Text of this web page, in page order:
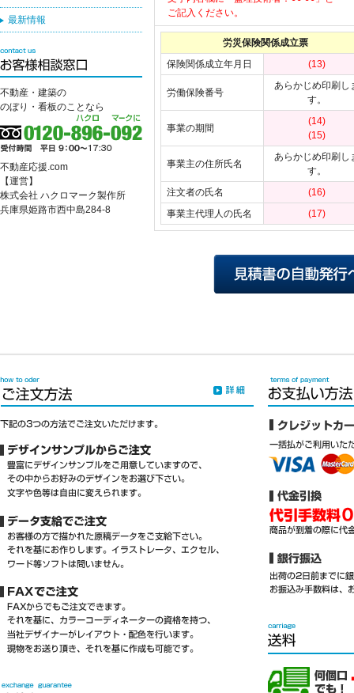
ご記入ください。
労災保険関係成立票
保険関係成立年月日
(13)
労働保険番号
あらかじめ印刷し
す。
事業の期間
(14)
(15)
事業主の住所氏名
あらかじめ印刷し
す。
注文者の氏名
(16)
事業主代理人の氏名
(17)
最新情報
不動産・建築の
のぼり・看板のことなら
不動産応援.com
【運営】
株式会社 ハクロマーク製作所
兵庫県姫路市西中島284-8